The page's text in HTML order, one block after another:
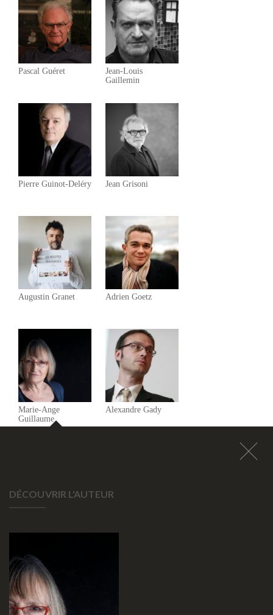
Pascal Guéret
Jean-Louis
Gaillemin
Pierre Guinot-Deléry Jean Grisoni
Augustin Granet Adrien Goetz
Marie-Ange
Guillaume
DÉCOUVRIR L'AUTEUR
Alexandre Gady